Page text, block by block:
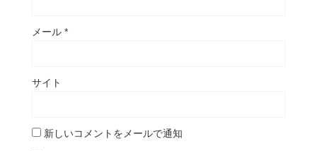
メール *
サイト
新しいコメントをメールで通知